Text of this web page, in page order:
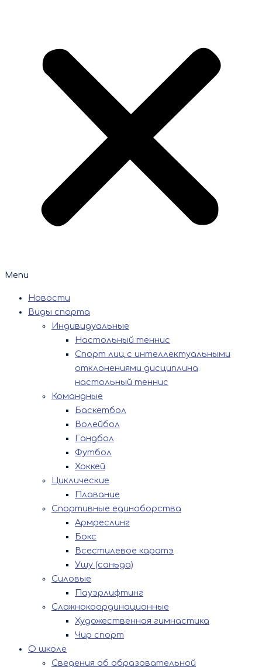
Menu
Новости
Виды спорта
Индивидуальные
Настольный теннис
Спорт лиц с интеллектуальными
отклонениями дисциплина
настольный теннис
Командные
Баскетбол
Волейбол
Гандбол
Футбол
Хоккей
Циклические
Плавание
Спортивные единоборства
Армреслинг
Бокс
Всестилевое каратэ
Ушу (саньда)
Силовые
Пауэрлифтинг
Сложнокоординационные
Художественная гимнастика
Чир спорт
О школе
Сведения об образовательной